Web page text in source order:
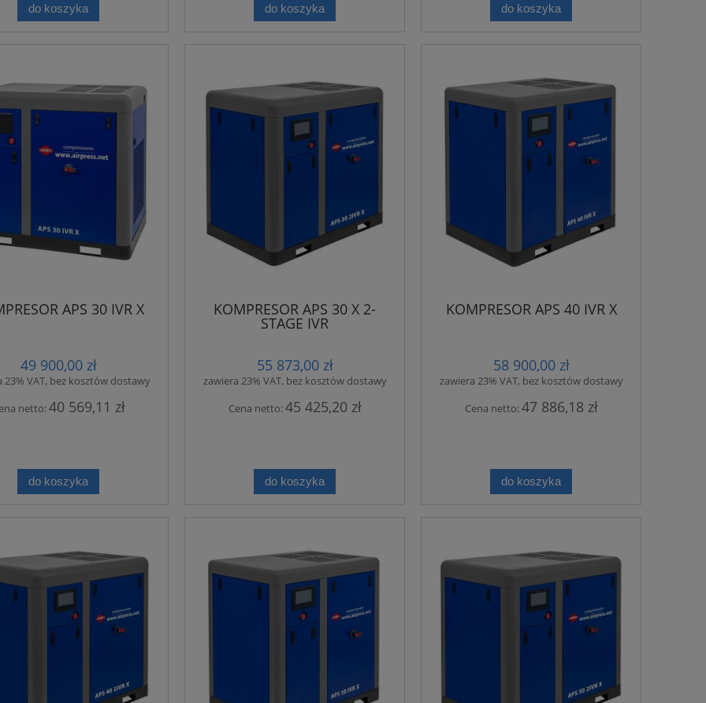
do koszyka do koszyka do koszyka
APS 30 IVR X
49 900,00 zł
23% VAT, bez kosztów dostawy
netto:40 569,11 zł
do koszyka
KOMPRESOR APS 30 X 2-
STAGE IVR
55 873,00 zł
zawiera 23% VAT, bez kosztów dostawy
Cena netto:45 425,20 zł
do koszyka
KOMPRESOR APS 40 IVR X
58 900,00 zł
zawiera 23% VAT, bez kosztów dostawy
Cena netto:47 886,18 zł
do koszyka